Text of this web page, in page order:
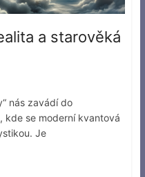
a starověká
nás zavádí do
kde se moderní kvantová
Je